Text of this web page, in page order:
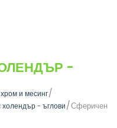
-
и месинг
- ъглови Сферичен